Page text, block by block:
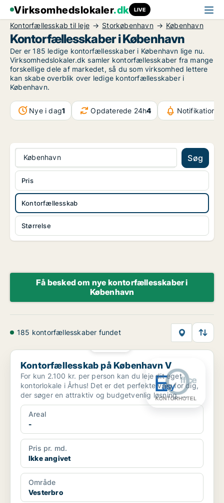
Virksomhedslokaler.dk LIVE
Kontorfællesskab til leje Storkøbenhavn København
Kontorfællesskaber i København
Der er 185 ledige kontorfællesskaber i København lige nu.
Virksomhedslokaler.dk samler kontorfællesskaber fra mange
forskellige dele af markedet, så du som virksomhed lettere
kan skabe overblik over ledige kontorfællesskaber i
København.
Nye i dag1 Opdaterede 24h4
København Søg
Kontorfællesskab
Størrelse
Pris
Få besked om nye kontorfællesskaber i
København
185 kontorfællesskaber fundet
Kontorfællesskab på København V
Kontorfællesskab på København V
For kun 2.100 kr. per person kan du leje dit eget
kontorlokale i Århus! Det er det perfekte valg for dig,
der søger en attraktiv og budgetvenlig løsning. ...
Areal
-
Pris pr. md.
Ikke angivet
Område
Vesterbro